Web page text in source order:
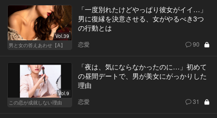
Vol.39
男と女の答えあわせ【A】
「一度別れたけどやっぱり彼女がイイ…」
男に復縁を決意させる、女がやるべき3つ
の行動とは
恋愛 90
Vol.9
この恋が成就しない理由
「夜は、気にならなかったのに…」初めて
の昼間デートで、男が美女にがっかりした
理由
恋愛 31